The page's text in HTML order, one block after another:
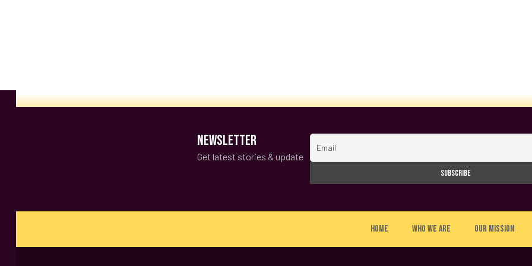
NEWSLETTER
Get latest stories & update
Home Who we are Our Mission